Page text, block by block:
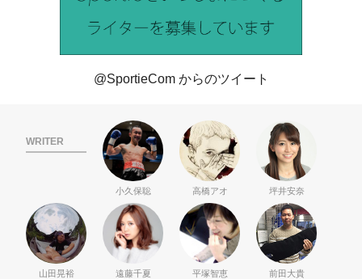
@SportieCom からのツイート
WRITER
小久保聡 高橋アオ 坪井安奈
山田晃裕 遠藤千夏 平塚智恵 前田大貴